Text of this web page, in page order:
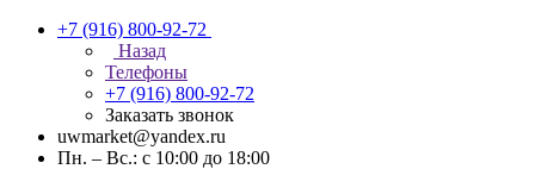
+7 (916) 800-92-72
Назад
Телефоны
+7 (916) 800-92-72
Заказать звонок
uwmarket@yandex.ru
Пн. – Вс.: с 10:00 до 18:00